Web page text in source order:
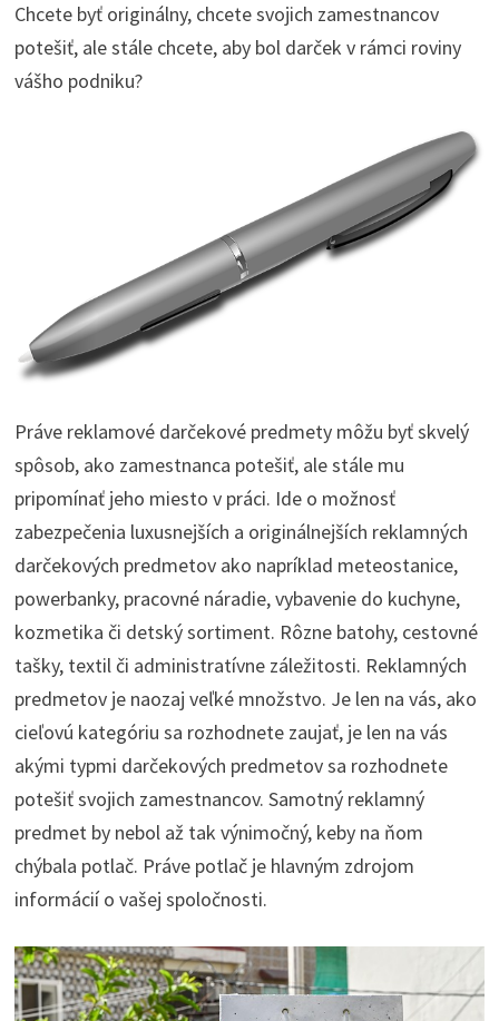
Chcete byť originálny, chcete svojich zamestnancov
potešiť, ale stále chcete, aby bol darček v rámci roviny
vášho podniku?
Práve reklamové darčekové predmety môžu byť skvelý
spôsob, ako zamestnanca potešiť, ale stále mu
pripomínať jeho miesto v práci. Ide o možnosť
zabezpečenia luxusnejších a originálnejších reklamných
darčekových predmetov ako napríklad meteostanice,
powerbanky, pracovné náradie, vybavenie do kuchyne,
kozmetika či detský sortiment. Rôzne batohy, cestovné
tašky, textil či administratívne záležitosti. Reklamných
predmetov je naozaj veľké množstvo. Je len na vás, ako
cieľovú kategóriu sa rozhodnete zaujať, je len na vás
akými typmi darčekových predmetov sa rozhodnete
potešiť svojich zamestnancov. Samotný reklamný
predmet by nebol až tak výnimočný, keby na ňom
chýbala potlač. Práve potlač je hlavným zdrojom
informácií o vašej spoločnosti.